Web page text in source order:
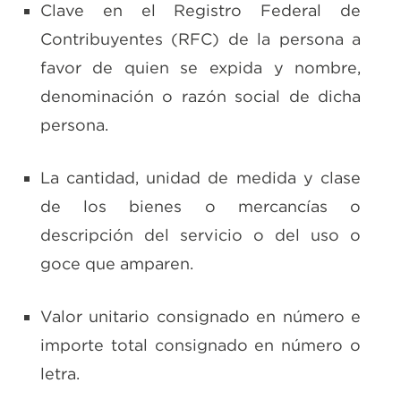
Clave en el Registro Federal de
Contribuyentes (RFC) de la persona a
favor de quien se expida y nombre,
denominación o razón social de dicha
persona.
La cantidad, unidad de medida y clase
de los bienes o mercancías o
descripción del servicio o del uso o
goce que amparen.
Valor unitario consignado en número e
importe total consignado en número o
letra.